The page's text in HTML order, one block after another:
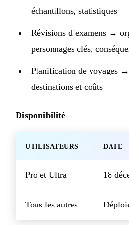
échantillons, statistiques
Révisions d’examens →
personnages clés,
Planification de voyages
destinations et coûts
Disponibilité
UTILISATEURS DATE
Pro et Ultra 18
Tous les autres